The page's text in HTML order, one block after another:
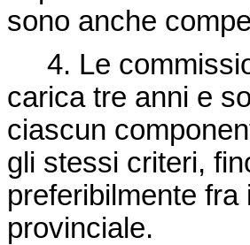
sono anche
4. Le
carica tre anni e
ciascun
gli stessi criteri,
preferibilmente
provinciale.